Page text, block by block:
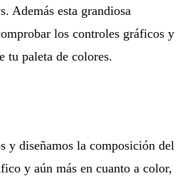
Además esta grandiosa
los controles gráficos y
tu paleta de colores.
y diseñamos la composición del
y aún más en cuanto a color,